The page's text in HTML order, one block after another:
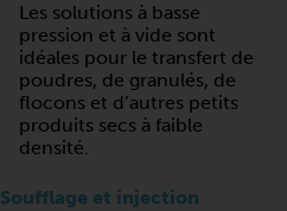
Les solutions à basse
pression et à vide sont
idéales pour le transfert de
poudres, de granulés, de
flocons et d’autres petits
produits secs à faible
densité.
Soufflage et injection